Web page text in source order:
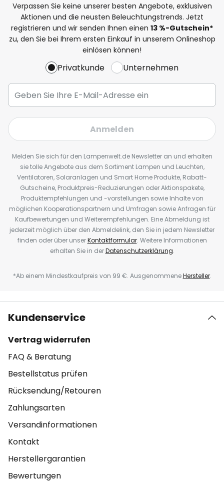
Verpassen Sie keine unserer besten Angebote, exklusiven
Aktionen und die neusten Beleuchtungstrends. Jetzt
registrieren und wir senden Ihnen einen 13 %-Gutschein*
zu, den Sie bei Ihrem ersten Einkauf in unserem Onlineshop
einlösen können!
Privatkunde Unternehmen
Anmelden
Melden Sie sich für den Lampenwelt.de Newsletter an und erhalten
sie tolle Angebote aus dem Sortiment Lampen und Leuchten,
Ventilatoren, Solaranlagen und Smart Home Produkte, Rabatt-
Gutscheine, Produktpreis-Reduzierungen oder Aktionspakete,
Produktempfehlungen und -vorstellungen sowie Inhalte von
möglichen Kooperationspartnern und Umfragen sowie Anfragen für
Kaufbewertungen und Weiterempfehlungen. Eine Abmeldung ist
jederzeit möglich über den Abmeldelink, den Sie in jedem Newsletter
finden oder über unserKontaktformular. Weitere Informationen
erhalten Sie in derDatenschutzerklärung.
*Ab einem Mindestkaufpreis von 99 €. AusgenommeneHersteller.
Kundenservice
Vertrag widerrufen
FAQ & Beratung
Bestellstatus prüfen
Rücksendung/Retouren
Zahlungsarten
Versandinformationen
Kontakt
Herstellergarantien
Bewertungen